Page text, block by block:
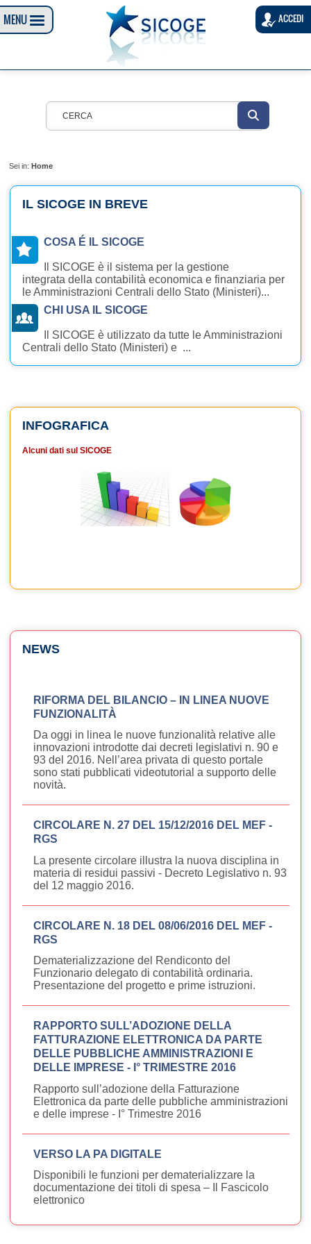
MENU ACCEDI
Sei in:Home
IL SICOGE IN BREVE
COSA É IL SICOGE
Il SICOGE è il sistema per la gestione
integrata della contabilità economica e finanziaria per
le Amministrazioni Centrali dello Stato (Ministeri)...
CHI USA IL SICOGE
Il SICOGE è utilizzato da tutte le Amministrazioni
Centrali dello Stato (Ministeri) e ...
INFOGRAFICA
Alcuni dati sul SICOGE
NEWS
RIFORMA DEL BILANCIO – IN LINEA NUOVE
FUNZIONALITÀ
Da oggi in linea le nuove funzionalità relative alle
innovazioni introdotte dai decreti legislativi n. 90 e
93 del 2016. Nell’area privata di questo portale
sono stati pubblicati videotutorial a supporto delle
novità.
CIRCOLARE N. 27 DEL 15/12/2016 DEL MEF -
RGS
La presente circolare illustra la nuova disciplina in
materia di residui passivi - Decreto Legislativo n. 93
del 12 maggio 2016.
CIRCOLARE N. 18 DEL 08/06/2016 DEL MEF -
RGS
Dematerializzazione del Rendiconto del
Funzionario delegato di contabilità ordinaria.
Presentazione del progetto e prime istruzioni.
RAPPORTO SULL’ADOZIONE DELLA
FATTURAZIONE ELETTRONICA DA PARTE
DELLE PUBBLICHE AMMINISTRAZIONI E
DELLE IMPRESE - I° TRIMESTRE 2016
Rapporto sull’adozione della Fatturazione
Elettronica da parte delle pubbliche amministrazioni
e delle imprese - I° Trimestre 2016
VERSO LA PA DIGITALE
Disponibili le funzioni per dematerializzare la
documentazione dei titoli di spesa – Il Fascicolo
elettronico